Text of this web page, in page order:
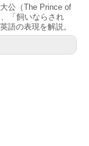
公（The Prince of
「飼いならされ
語の表現を解説。